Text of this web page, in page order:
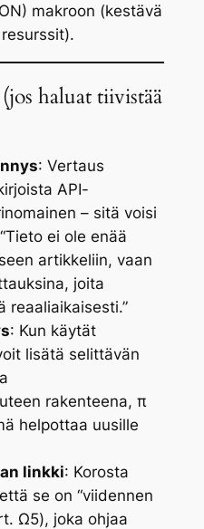
makroon (kestävä
haluat tiivistää
: Vertaus
API-
– sitä voisi
“Tieto ei ole enää
artikkeliin, vaan
joita
reaaliaikaisesti.”
: Kun käytät
lisätä selittävän
rakenteena, π
helpottaa uusille
linkki: Korosta
se on “viidennen
Ω5), joka ohjaa